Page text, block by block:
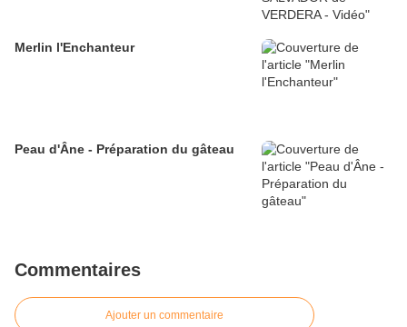
Merlin l'Enchanteur
Peau d'Âne - Préparation du gâteau
Commentaires
Ajouter un commentaire